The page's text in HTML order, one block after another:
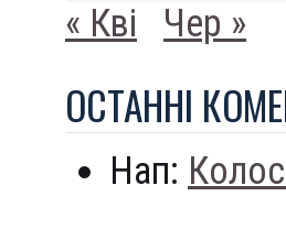
« Кві Чер »
ОСТАННI
Нап: